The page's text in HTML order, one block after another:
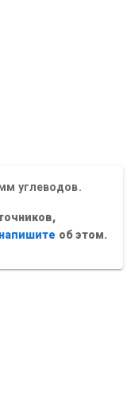
углеводов.
напишите об этом.